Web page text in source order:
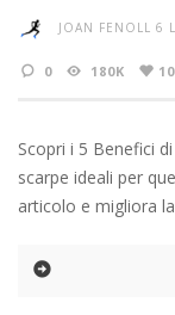
JOAN FENOLL 6
0 180K 10
Scopri i 5 Benefici
scarpe ideali per
articolo e migliora